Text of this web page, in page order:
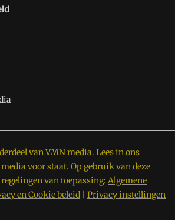
van VMN media. Lees inons
voor staat. Op gebruik van deze
van toepassing: Algemene
en Cookie beleid Privacy instellingen